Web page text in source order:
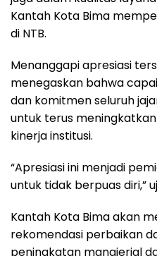
Kantah Kota Bima
di NTB.
Menanggapi apresiasi
menegaskan bahwa
dan komitmen seluruh
untuk terus
kinerja institusi.
“Apresiasi ini menjadi
untuk tidak berpuas diri,”
Kantah Kota Bima akan
rekomendasi perbaikan
peningkatan manajerial